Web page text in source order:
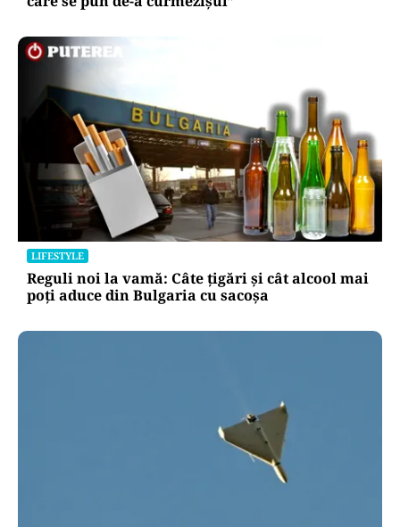
LIFESTYLE
Reguli noi la vamă: Câte țigări și cât alcool mai
poți aduce din Bulgaria cu sacoșa